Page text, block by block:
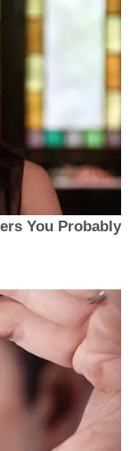
You Probably